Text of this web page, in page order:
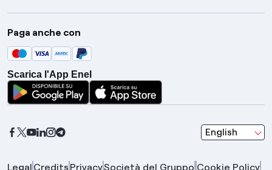
Enel Group
Enel Green Power
Global Trading
Global Procurement
Gridspertise
Paga anche con
Scarica l'App Enel
English
seleziona una
Legal Credits PrivacySocietà del Gruppo Cookie Policy